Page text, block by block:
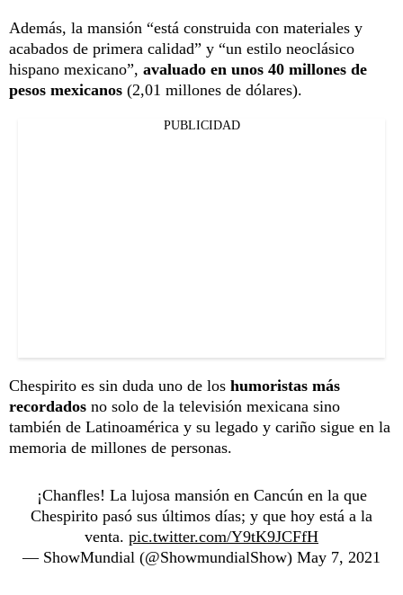
Además, la mansión “está construida con materiales y
acabados de primera calidad” y “un estilo neoclásico
hispano mexicano”, avaluado en unos 40 millones de
pesos mexicanos (2,01 millones de dólares).
PUBLICIDAD
Chespirito es sin duda uno de los humoristas más
recordados no solo de la televisión mexicana sino
también de Latinoamérica y su legado y cariño sigue en la
memoria de millones de personas.
¡Chanfles! La lujosa mansión en Cancún en la que
Chespirito pasó sus últimos días; y que hoy está a la
venta. pic.twitter.com/Y9tK9JCFfH
— ShowMundial (@ShowmundialShow) May 7, 2021